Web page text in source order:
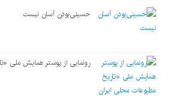
حسینی‌بودن آسان نیست
رونمایی از پوستر همایش ملی